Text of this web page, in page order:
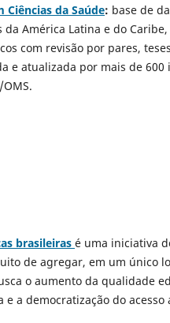
Ciências da Saúde: base de
América Latina e do
com revisão por pares,
e atualizada por mais de
brasileiras é uma iniciativa
de agregar, em um único
o aumento da qualidade
a democratização do